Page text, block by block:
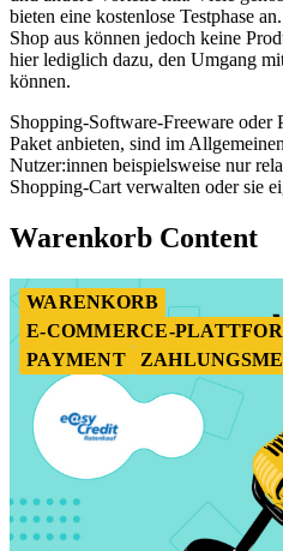
bieten eine kostenlose Testphase
Shop aus können jedoch keine
hier lediglich dazu, den Umgang
können.
Shopping-Software-Freeware oder
Paket anbieten, sind im
Nutzer:innen beispielsweise nur
Shopping-Cart verwalten oder sie
Warenkorb Content
WARENKORB
E-COMMERCE-
PAYMENT